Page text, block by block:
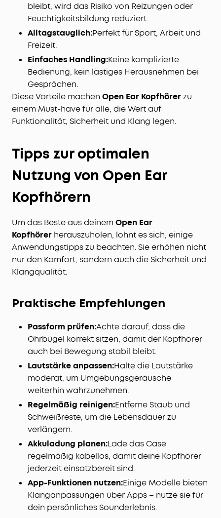
bleibt, wird das Risiko von Reizungen oder
Feuchtigkeitsbildung reduziert.
Alltagstauglich:Perfekt für Sport, Arbeit und
Freizeit.
Einfaches Handling:Keine komplizierte
Bedienung, kein lästiges Herausnehmen bei
Gesprächen.
Diese Vorteile machen Open Ear Kopfhörerzu
einem Must-have für alle, die Wert auf
Funktionalität, Sicherheit und Klang legen.
Tipps zur optimalen
Nutzung von Open Ear
Kopfhörern
Um das Beste aus deinem Open Ear
Kopfhörer herauszuholen, lohnt es sich, einige
Anwendungstipps zu beachten. Sie erhöhen nicht
nur den Komfort, sondern auch die Sicherheit und
Klangqualität.
Praktische Empfehlungen
Passform prüfen:Achte darauf, dass die
Ohrbügel korrekt sitzen, damit der Kopfhörer
auch bei Bewegung stabil bleibt.
Lautstärke anpassen:Halte die Lautstärke
moderat, um Umgebungsgeräusche
weiterhin wahrzunehmen.
Regelmäßig reinigen:Entferne Staub und
Schweißreste, um die Lebensdauer zu
verlängern.
Akkuladung planen:Lade das Case
regelmäßig kabellos, damit deine Kopfhörer
jederzeit einsatzbereit sind.
App-Funktionen nutzen:Einige Modelle bieten
Klanganpassungen über Apps – nutze sie für
dein persönliches Sounderlebnis.